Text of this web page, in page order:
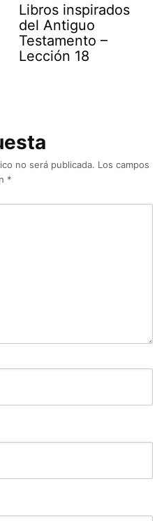
Libros inspirados
del Antiguo
Testamento –
Lección 18
no será publicada. Los campos
*